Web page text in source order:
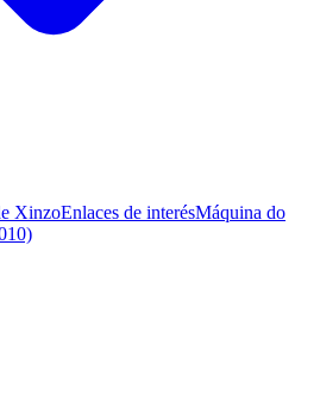
XinzoEnlaces de interésMáquina do